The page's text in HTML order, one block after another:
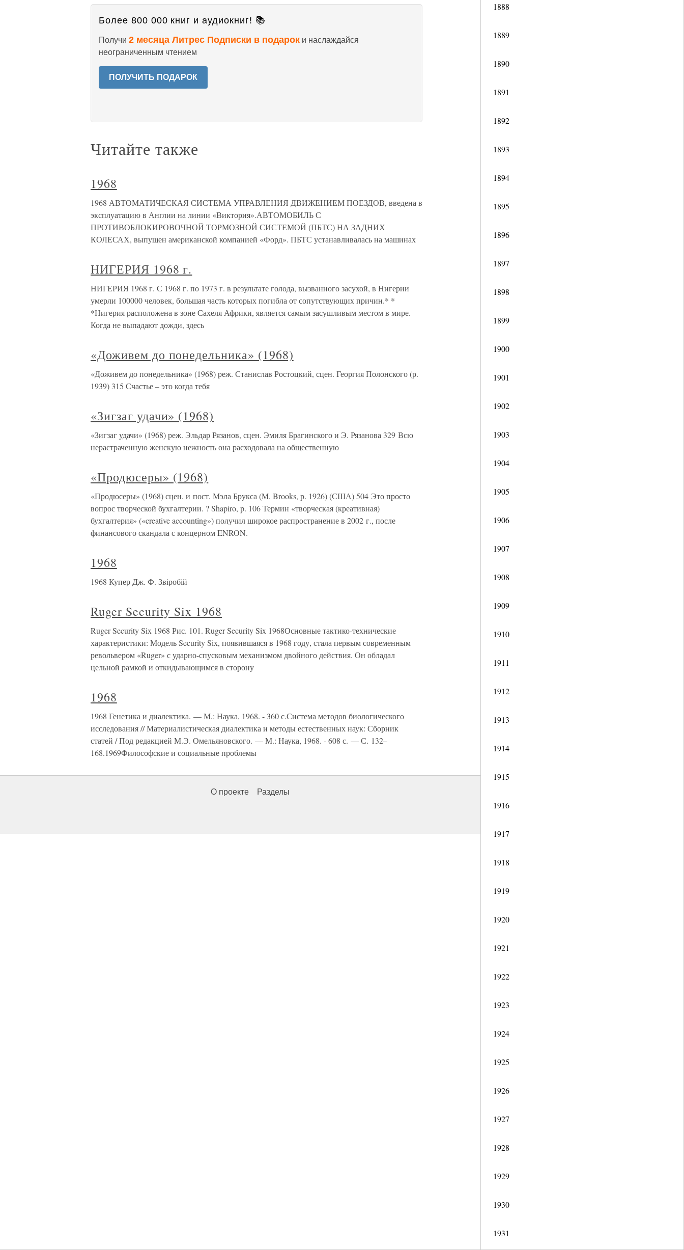
1888
1889
1890
1891
1892
1893
1894
1895
1896
1897
1898
1899
1900
1901
1902
1903
1904
1905
1906
1907
1908
1909
1910
1911
1912
1913
1914
1915
1916
1917
1918
1919
1920
1921
1922
1923
1924
1925
1926
1927
1928
1929
1930
1931
Более 800 000 книг и аудиокниг! 📚
Получи 2 месяца Литрес Подписки в подарок и наслаждайся
неограниченным чтением
ПОЛУЧИТЬ ПОДАРОК
Читайте также
1968
1968 АВТОМАТИЧЕСКАЯ СИСТЕМА УПРАВЛЕНИЯ ДВИЖЕНИЕМ ПОЕЗДОВ, введена в
эксплуатацию в Англии на линии «Виктория».АВТОМОБИЛЬ С
ПРОТИВОБЛОКИРОВОЧНОЙ ТОРМОЗНОЙ СИСТЕМОЙ (ПБТС) НА ЗАДНИХ
КОЛЕСАХ, выпущен американской компанией «Форд». ПБТС устанавливалась на машинах
НИГЕРИЯ 1968 г.
НИГЕРИЯ 1968 г. С 1968 г. по 1973 г. в результате голода, вызванного засухой, в Нигерии
умерли 100000 человек, большая часть которых погибла от сопутствующих причин.* *
*Нигерия расположена в зоне Сахеля Африки, является самым засушливым местом в мире.
Когда не выпадают дожди, здесь
«Доживем до понедельника» (1968)
«Доживем до понедельника» (1968) реж. Станислав Ростоцкий, сцен. Георгия Полонского (р.
1939) 315 Счастье – это когда тебя
«Зигзаг удачи» (1968)
«Зигзаг удачи» (1968) реж. Эльдар Рязанов, сцен. Эмиля Брагинского и Э. Рязанова 329 Всю
нерастраченную женскую нежность она расходовала на общественную
«Продюсеры» (1968)
«Продюсеры» (1968) сцен. и пост. Мэла Брукса (M. Brooks, р. 1926) (США) 504 Это просто
вопрос творческой бухгалтерии. ? Shapiro, p. 106 Термин «творческая (креативная)
бухгалтерия» («creative accounting») получил широкое распространение в 2002 г., после
финансового скандала с концерном ENRON.
1968
1968 Купер Дж. Ф. Звіробій
Ruger Security Six 1968
Ruger Security Six 1968 Рис. 101. Ruger Security Six 1968Основные тактико-технические
характеристики: Модель Security Six, появившаяся в 1968 году, стала первым современным
револьвером «Ruger» с ударно-спусковым механизмом двойного действия. Он обладал
цельной рамкой и откидывающимся в сторону
1968
1968 Генетика и диалектика. — М.: Наука, 1968. - 360 с.Система методов биологического
исследования // Материалистическая диалектика и методы естественных наук: Сборник
статей / Под редакцией М.Э. Омельяновского. — М.: Наука, 1968. - 608 с. — С. 132–
168.1969Философские и социальные проблемы
О проекте Разделы